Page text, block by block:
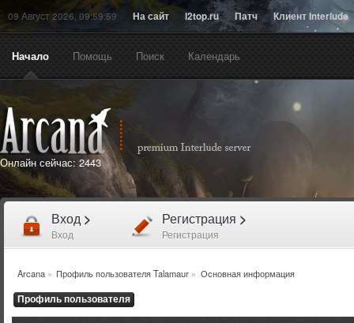
09 Август 2026, 09:59:59 На сайт l2top.ru Патч Клиент Interlude
Начало Помощь Поиск Календарь
Онлайн сейчас: 2443
Вход >
Вход
Регистрация >
Регистрация
Arcana» Профиль пользователя Talamaur » Основная информация
Профиль пользователя